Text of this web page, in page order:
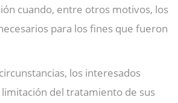
cuando, entre otros motivos, los
para los fines que fueron
los interesados
del tratamiento de sus